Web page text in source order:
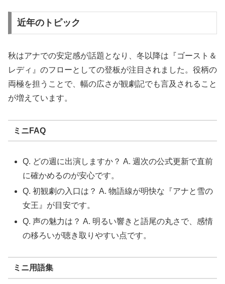
近年のトピック
秋はアナでの安定感が話題となり、冬以降は『ゴースト＆
レディ』のフローとしての登板が注目されました。役柄の
両極を担うことで、幅の広さが観劇記でも言及されること
が増えています。
ミニFAQ
Q. どの週に出演しますか？ A. 週次の公式更新で直前
に確かめるのが安心です。
Q. 初観劇の入口は？ A. 物語線が明快な『アナと雪の
女王』が目安です。
Q. 声の魅力は？ A. 明るい響きと語尾の丸さで、感情
の移ろいが聴き取りやすい点です。
ミニ用語集